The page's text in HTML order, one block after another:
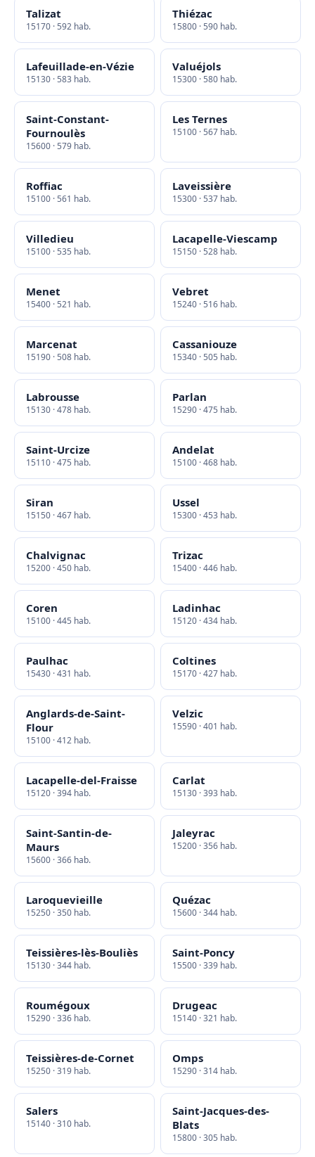
Talizat
15170 · 592 hab.
Thiézac
15800 · 590 hab.
Lafeuillade-en-Vézie
15130 · 583 hab.
Valuéjols
15300 · 580 hab.
Saint-Constant-
Fournoulès
15600 · 579 hab.
Les Ternes
15100 · 567 hab.
Roffiac
15100 · 561 hab.
Laveissière
15300 · 537 hab.
Villedieu
15100 · 535 hab.
Lacapelle-Viescamp
15150 · 528 hab.
Menet
15400 · 521 hab.
Vebret
15240 · 516 hab.
Marcenat
15190 · 508 hab.
Cassaniouze
15340 · 505 hab.
Labrousse
15130 · 478 hab.
Parlan
15290 · 475 hab.
Saint-Urcize
15110 · 475 hab.
Andelat
15100 · 468 hab.
Siran
15150 · 467 hab.
Ussel
15300 · 453 hab.
Chalvignac
15200 · 450 hab.
Trizac
15400 · 446 hab.
Coren
15100 · 445 hab.
Ladinhac
15120 · 434 hab.
Paulhac
15430 · 431 hab.
Coltines
15170 · 427 hab.
Anglards-de-Saint-
Flour
15100 · 412 hab.
Velzic
15590 · 401 hab.
Lacapelle-del-Fraisse
15120 · 394 hab.
Carlat
15130 · 393 hab.
Saint-Santin-de-
Maurs
15600 · 366 hab.
Jaleyrac
15200 · 356 hab.
Laroquevieille
15250 · 350 hab.
Quézac
15600 · 344 hab.
Teissières-lès-Bouliès
15130 · 344 hab.
Saint-Poncy
15500 · 339 hab.
Roumégoux
15290 · 336 hab.
Drugeac
15140 · 321 hab.
Teissières-de-Cornet
15250 · 319 hab.
Omps
15290 · 314 hab.
Salers
15140 · 310 hab.
Saint-Jacques-des-
Blats
15800 · 305 hab.